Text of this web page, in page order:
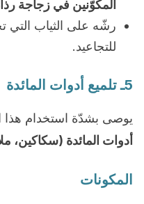
المكوّنين في زجاجة
رشّه على الثياب التي
للتجاعيد.
5ـ تلميع أدوات المائدة
يوصى بشدّة استخدام هذا
أدوات المائدة (سكاكين،
المكونات